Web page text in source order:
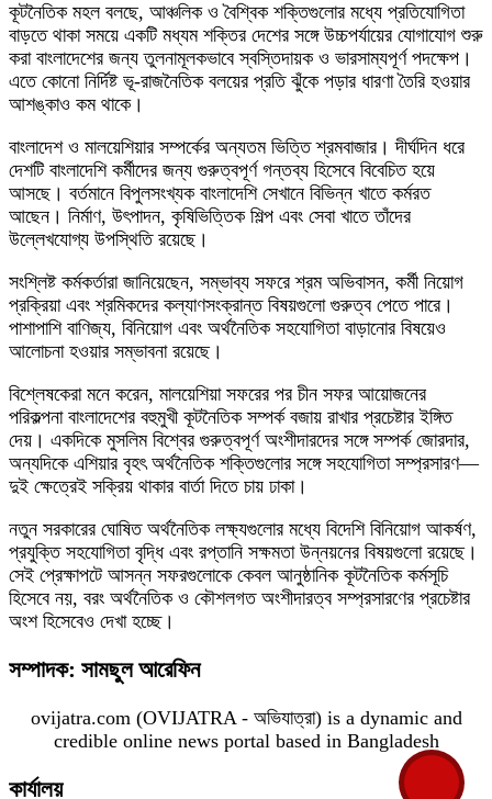
কূটনৈতিক মহল বলছে, আঞ্চলিক ও বৈশ্বিক শক্তিগুলোর মধ্যে প্রতিযোগিতা
বাড়তে থাকা সময়ে একটি মধ্যম শক্তির দেশের সঙ্গে উচ্চপর্যায়ের যোগাযোগ শুরু
করা বাংলাদেশের জন্য তুলনামূলকভাবে স্বস্তিদায়ক ও ভারসাম্যপূর্ণ পদক্ষেপ।
এতে কোনো নির্দিষ্ট ভূ-রাজনৈতিক বলয়ের প্রতি ঝুঁকে পড়ার ধারণা তৈরি হওয়ার
আশঙ্কাও কম থাকে।
বাংলাদেশ ও মালয়েশিয়ার সম্পর্কের অন্যতম ভিত্তি শ্রমবাজার। দীর্ঘদিন ধরে
দেশটি বাংলাদেশি কর্মীদের জন্য গুরুত্বপূর্ণ গন্তব্য হিসেবে বিবেচিত হয়ে
আসছে। বর্তমানে বিপুলসংখ্যক বাংলাদেশি সেখানে বিভিন্ন খাতে কর্মরত
আছেন। নির্মাণ, উৎপাদন, কৃষিভিত্তিক শিল্প এবং সেবা খাতে তাঁদের
উল্লেখযোগ্য উপস্থিতি রয়েছে।
সংশ্লিষ্ট কর্মকর্তারা জানিয়েছেন, সম্ভাব্য সফরে শ্রম অভিবাসন, কর্মী নিয়োগ
প্রক্রিয়া এবং শ্রমিকদের কল্যাণসংক্রান্ত বিষয়গুলো গুরুত্ব পেতে পারে।
পাশাপাশি বাণিজ্য, বিনিয়োগ এবং অর্থনৈতিক সহযোগিতা বাড়ানোর বিষয়েও
আলোচনা হওয়ার সম্ভাবনা রয়েছে।
বিশ্লেষকেরা মনে করেন, মালয়েশিয়া সফরের পর চীন সফর আয়োজনের
পরিকল্পনা বাংলাদেশের বহুমুখী কূটনৈতিক সম্পর্ক বজায় রাখার প্রচেষ্টার ইঙ্গিত
দেয়। একদিকে মুসলিম বিশ্বের গুরুত্বপূর্ণ অংশীদারদের সঙ্গে সম্পর্ক জোরদার,
অন্যদিকে এশিয়ার বৃহৎ অর্থনৈতিক শক্তিগুলোর সঙ্গে সহযোগিতা সম্প্রসারণ—
দুই ক্ষেত্রেই সক্রিয় থাকার বার্তা দিতে চায় ঢাকা।
নতুন সরকারের ঘোষিত অর্থনৈতিক লক্ষ্যগুলোর মধ্যে বিদেশি বিনিয়োগ আকর্ষণ,
প্রযুক্তি সহযোগিতা বৃদ্ধি এবং রপ্তানি সক্ষমতা উন্নয়নের বিষয়গুলো রয়েছে।
সেই প্রেক্ষাপটে আসন্ন সফরগুলোকে কেবল আনুষ্ঠানিক কূটনৈতিক কর্মসূচি
হিসেবে নয়, বরং অর্থনৈতিক ও কৌশলগত অংশীদারত্ব সম্প্রসারণের প্রচেষ্টার
অংশ হিসেবেও দেখা হচ্ছে।
সম্পাদক: সামছুল আরেফিন
ovijatra.com (OVIJATRA - অভিযাত্রা) is a dynamic and
credible online news portal based in Bangladesh
কার্যালয়